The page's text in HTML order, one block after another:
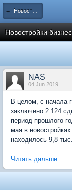
← Новости рынка недвижимости
Новостройки
NAS
04 Jun 2019
В целом, с начала
заключено 2 124
период прошлого
мая в
находилось 9,8
Читать дальше